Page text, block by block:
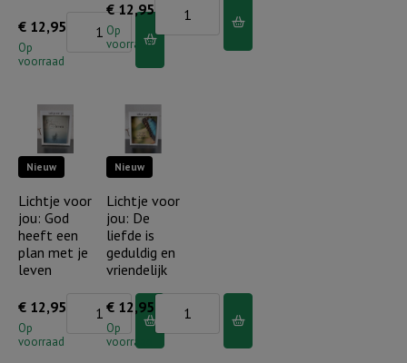
€ 12,95
Op
voorraad
Lichtje
liefde
en
mag
ik
mijn
ervaren
€ 12,95
Op
voorraad
Lichtje
voor
mijn
wil
maar
wil
aantal
Nieuw
Lichtje voor
jou: God
heeft een
plan met je
leven
€ 12,95
Op
voorraad
Lichtje
Nieuw
Lichtje voor
jou: De
liefde is
geduldig en
vriendelijk
€ 12,95
Op
voorraad
voor
jou: